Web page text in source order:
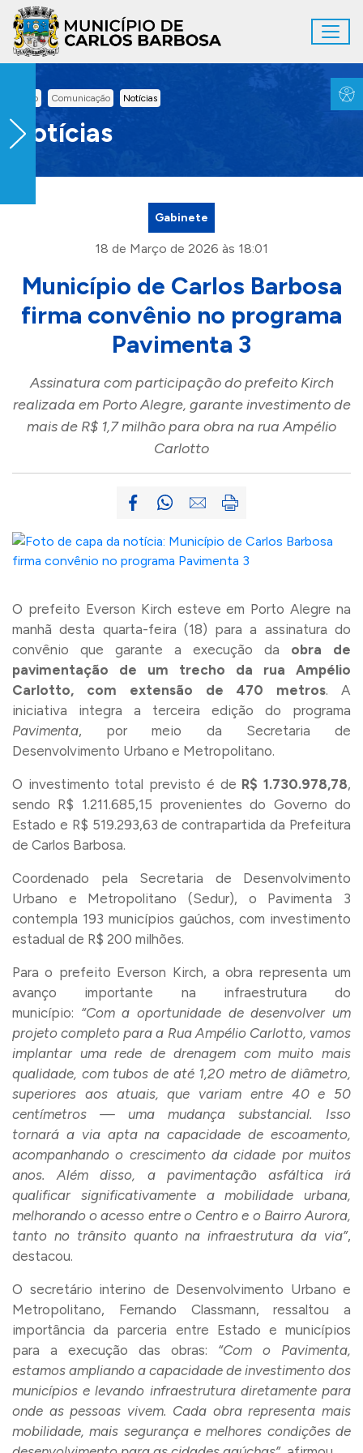
Ir para conteúdo principal
Inicio Comunicação Notícias
Notícias
Gabinete
18 de Março de 2026 às 18:01
Município de Carlos Barbosa
firma convênio no programa
Pavimenta 3
Assinatura com participação do prefeito Kirch
realizada em Porto Alegre, garante investimento de
mais de R$ 1,7 milhão para obra na rua Ampélio
Carlotto
O prefeito Everson Kirch esteve em Porto Alegre na
manhã desta quarta-feira (18) para a assinatura do
convênio que garante a execução da obra de
pavimentação de um trecho da rua Ampélio
Carlotto, com extensão de 470 metros. A
iniciativa integra a terceira edição do programa
Pavimenta, por meio da Secretaria de
Desenvolvimento Urbano e Metropolitano.
O investimento total previsto é de R$ 1.730.978,78,
sendo R$ 1.211.685,15 provenientes do Governo do
Estado e R$ 519.293,63 de contrapartida da Prefeitura
de Carlos Barbosa.
Coordenado pela Secretaria de Desenvolvimento
Urbano e Metropolitano (Sedur), o Pavimenta 3
contempla 193 municípios gaúchos, com investimento
estadual de R$ 200 milhões.
Para o prefeito Everson Kirch, a obra representa um
avanço importante na infraestrutura do
município: “Com a oportunidade de desenvolver um
projeto completo para a Rua Ampélio Carlotto, vamos
implantar uma rede de drenagem com muito mais
qualidade, com tubos de até 1,20 metro de diâmetro,
superiores aos atuais, que variam entre 40 e 50
centímetros — uma mudança substancial. Isso
tornará a via apta na capacidade de escoamento,
acompanhando o crescimento da cidade por muitos
anos. Além disso, a pavimentação asfáltica irá
qualificar significativamente a mobilidade urbana,
melhorando o acesso entre o Centro e o Bairro Aurora,
tanto no trânsito quanto na infraestrutura da via”,
destacou.
O secretário interino de Desenvolvimento Urbano e
Metropolitano, Fernando Classmann, ressaltou a
importância da parceria entre Estado e municípios
para a execução das obras: “Com o Pavimenta,
estamos ampliando a capacidade de investimento dos
municípios e levando infraestrutura diretamente para
onde as pessoas vivem. Cada obra representa mais
mobilidade, mais segurança e melhores condições de